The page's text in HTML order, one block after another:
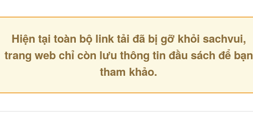
Hiện tại toàn bộ link tải đã bị gỡ khỏi sachvui,
trang web chỉ còn lưu thông tin đầu sách để bạn
tham khảo.